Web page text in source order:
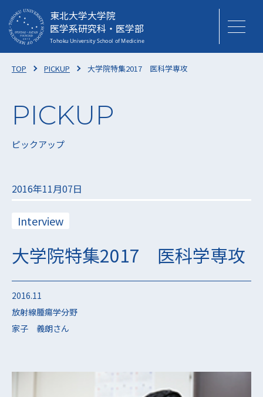
東北大学大学院
医学系研究科・医学部
TOP PICKUP 大学院特集2017 医科学専攻
ピックアップ
2016年11月07日
Interview
大学院特集2017 医科学専攻
2016.11
放射線腫瘍学分野
家子 義朗さん